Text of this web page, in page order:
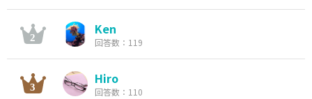
Ken
回答数：119
Hiro
回答数：110